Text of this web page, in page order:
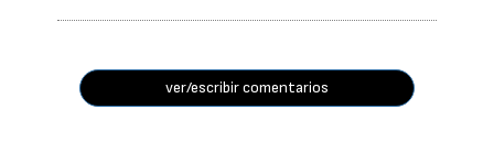
ver/escribir comentarios